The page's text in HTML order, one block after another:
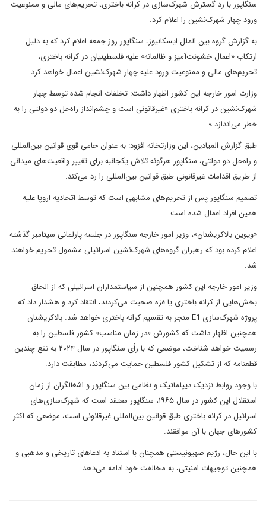
سنگاپور با رد گسترش شهرک‌سازی در کرانه باختری، تحریم‌های مالی و ممنوعیت
ورود چهار شهرک‌نشین را اعلام کرد.
به گزارش گروه بین الملل ایسکانیوز، سنگاپور روز جمعه اعلام کرد که به دلیل
ارتکاب «اعمال خشونت‌آمیز و ظالمانه» علیه فلسطینیان در کرانه باختری،
تحریم‌های مالی و ممنوعیت ورود علیه چهار شهرک‌نشین اعمال خواهد کرد.
وزارت امور خارجه این کشور اظهار داشت: تخلفات انجام شده توسط چهار
شهرک‌نشین در کرانه باختری «غیرقانونی است و چشم‌انداز راه‌حل دو دولتی را به
خطر می‌اندازد.»
طبق گزارش المیادین، این وزارتخانه افزود: به عنوان حامی قوی قوانین بین‌المللی
و راه‌حل دو دولتی، سنگاپور هرگونه تلاش یکجانبه برای تغییر واقعیت‌های میدانی
از طریق اقدامات غیرقانونی طبق قوانین بین‌المللی را رد می‌کند.
تصمیم سنگاپور پس از تحریم‌های مشابهی است که توسط اتحادیه اروپا علیه
همین افراد اعمال شده است.
«ویوین بالاکریشنان»، وزیر امور خارجه سنگاپور در جلسه پارلمانی سپتامبر گذشته
اعلام کرده بود که رهبران گروه‌های شهرک‌نشین اسرائیلی مشمول تحریم خواهند
شد.
وزیر امور خارجه این کشور همچنین از سیاستمداران اسرائیلی که از الحاق
بخش‌هایی از کرانه باختری یا غزه صحبت می‌کردند، انتقاد کرد و هشدار داد که
پروژه شهرک‌سازی E1 منجر به تقسیم کرانه باختری خواهد شد. بالاکریشنان
همچنین اظهار داشت که کشورش «در زمان مناسب» کشور فلسطین را به
رسمیت خواهد شناخت، موضعی که با رأی سنگاپور در سال ۲۰۲۴ به نفع چندین
قطعنامه که از تشکیل کشور فلسطین حمایت می‌کردند، مطابقت دارد.
با وجود روابط نزدیک دیپلماتیک و نظامی بین سنگاپور و اشغالگران از زمان
استقلال این کشور در سال ۱۹۶۵، سنگاپور معتقد است که شهرک‌سازی‌های
اسرائیل در کرانه باختری طبق قوانین بین‌المللی غیرقانونی است، موضعی که اکثر
کشورهای جهان با آن موافقند.
با این حال، رژیم صهیونیستی همچنان با استناد به ادعاهای تاریخی و مذهبی و
همچنین توجیهات امنیتی، به مخالفت خود ادامه می‌دهد.